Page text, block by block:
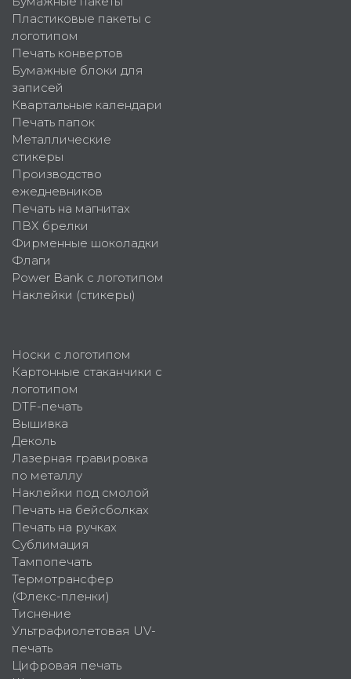
Пластиковые пакеты с
логотипом
Печать конвертов
Бумажные блоки для
записей
Квартальные календари
Печать папок
Металлические
стикеры
Производство
ежедневников
Печать на магнитах
ПВХ брелки
Фирменные шоколадки
Флаги
Power Bank с логотипом
Наклейки (стикеры)
Носки с логотипом
Картонные стаканчики с
логотипом
DTF-печать
Вышивка
Деколь
Лазерная гравировка
по металлу
Наклейки под смолой
Печать на бейсболках
Печать на ручках
Сублимация
Тампопечать
Термотрансфер
(Флекс-пленки)
Тиснение
Ультрафиолетовая UV-
печать
Цифровая печать